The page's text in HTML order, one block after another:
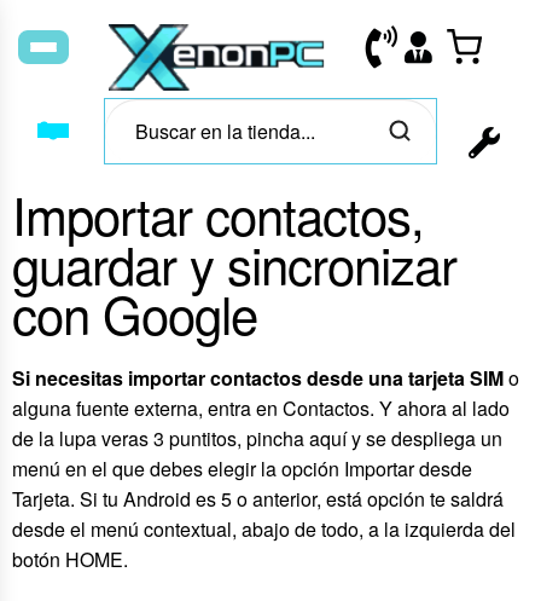
Importar contactos,
guardar y sincronizar
con Google
Si necesitas importar contactos desde una tarjeta SIMo
alguna fuente externa, entra en Contactos. Y ahora al lado
de la lupa veras 3 puntitos, pincha aquí y se despliega un
menú en el que debes elegir la opción Importar desde
Tarjeta. Si tu Android es 5 o anterior, está opción te saldrá
desde el menú contextual, abajo de todo, a la izquierda del
botón HOME.